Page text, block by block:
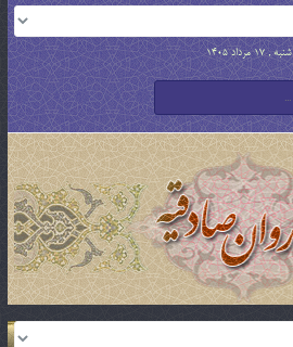
شنبه , 17 مرداد 1405